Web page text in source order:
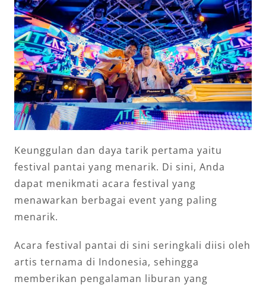
Keunggulan dan daya tarik pertama yaitu
festival pantai yang menarik. Di sini, Anda
dapat menikmati acara festival yang
menawarkan berbagai event yang paling
menarik.
Acara festival pantai di sini seringkali diisi oleh
artis ternama di Indonesia, sehingga
memberikan pengalaman liburan yang